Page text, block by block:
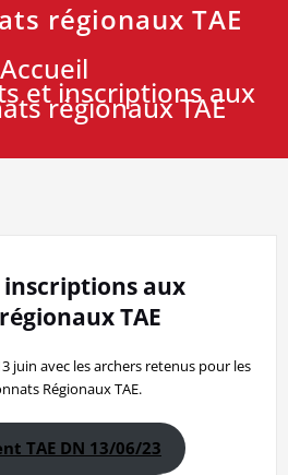
régionaux TAE
Accueil
et inscriptions aux
régionaux TAE
inscriptions aux
TAE
juin avec les archers retenus pour les
Régionaux TAE.
TAE DN 13/06/23